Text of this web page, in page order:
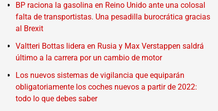
BP raciona la gasolina en Reino Unido ante una colosal
falta de transportistas. Una pesadilla burocrática gracias
al Brexit
Valtteri Bottas lidera en Rusia y Max Verstappen saldrá
último a la carrera por un cambio de motor
Los nuevos sistemas de vigilancia que equiparán
obligatoriamente los coches nuevos a partir de 2022:
todo lo que debes saber